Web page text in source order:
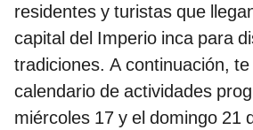
residentes y turistas que
capital del Imperio inca para
tradiciones. A continuación,
calendario de actividades
miércoles 17 y el domingo 21